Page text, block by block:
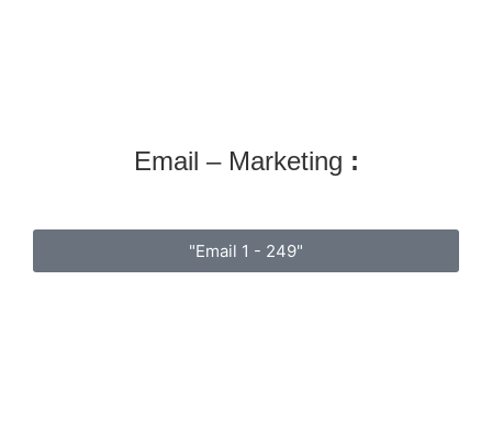
Email – Marketing :
"Email 1 - 249"